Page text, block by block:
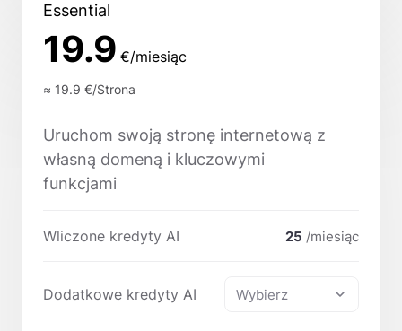
Essential
19.9 €/miesiąc
≈ 19.9 €/Strona
Uruchom swoją stronę internetową z
własną domeną i kluczowymi
funkcjami
Wliczone kredyty AI 25 /miesiąc
Dodatkowe kredyty AI Wybierz